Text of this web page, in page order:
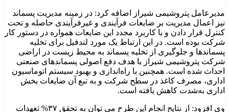
مدیرعامل پتروشیمی شیراز اضافه کرد: در زمینه مدیریت پسماند
نیز اعمال مدیریت بر ضایعات فرآیندی و غیرفرآیندی حاصله و تحت
کنترل قرار دادن و با کاربرد مجدد این ضایعات همواره در دستور کار
شرکت بوده است. در این ارتباط یک مورد لندفیل برای تخلیه
پسماندها و جلوگیری از تخلیه پسماند به محیط زیست در اراضی
شرکت پتروشیمی شیراز با هدف دفع اصولی پسماندهای صنعتی
احداث شده است. همچنین با راه‌اندازی و بهبود سیستم اتوماسیون
اداری، مصرف کاغذ در سطح شرکت و به تبع آن ضایعات بخش
اداری به‌شدت کاهش یافته است.
وی افزود: از نتایج انجام این طرح می توان به تحقق ۳۷% تعهدات